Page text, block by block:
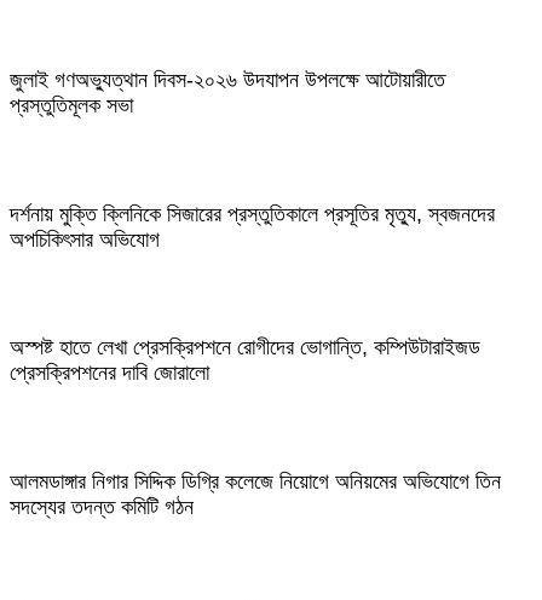
জুলাই গণঅভ্যুত্থান দিবস-২০২৬ উদযাপন উপলক্ষে আটোয়ারীতে
প্রস্তুতিমূলক সভা
দর্শনায় মুক্তি ক্লিনিকে সিজারের প্রস্তুতিকালে প্রসূতির মৃত্যু, স্বজনদের
অপচিকিৎসার অভিযোগ
অস্পষ্ট হাতে লেখা প্রেসক্রিপশনে রোগীদের ভোগান্তি, কম্পিউটারাইজড
প্রেসক্রিপশনের দাবি জোরালো
আলমডাঙ্গার নিগার সিদ্দিক ডিগ্রি কলেজে নিয়োগে অনিয়মের অভিযোগে তিন
সদস্যের তদন্ত কমিটি গঠন